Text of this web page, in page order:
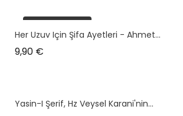
plus en stock
Her Uzuv Için Şifa Ayetleri - Ahmet...
9,90 €
Yasin-I Şerif, Hz Veysel Karani'nin...